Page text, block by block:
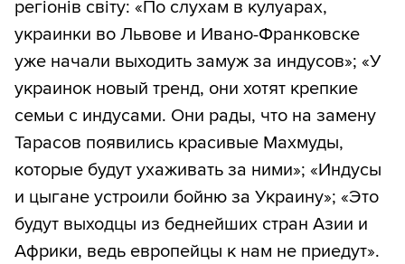
регіонів світу: «По слухам в кулуарах,
украинки во Львове и Ивано-Франковске
уже начали выходить замуж за индусов»; «У
украинок новый тренд, они хотят крепкие
семьи с индусами. Они рады, что на замену
Тарасов появились красивые Махмуды,
которые будут ухаживать за ними»; «Индусы
и цыгане устроили бойню за Украину»; «Это
будут выходцы из беднейших стран Азии и
Африки, ведь европейцы к нам не приедут».